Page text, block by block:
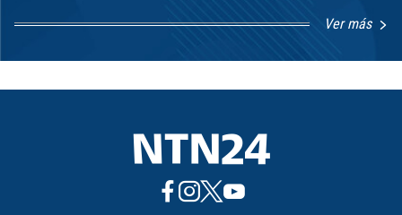
Ver más
1
8